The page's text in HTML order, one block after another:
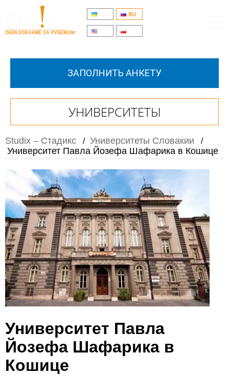
ОБРАЗОВАНИЕ ЗА РУБЕЖОМ
RU
ЗАПОЛНИТЬ АНКЕТУ
УНИВЕРСИТЕТЫ
Studix – Стадикс / Университеты Словакии /
Университет Павла Йозефа Шафарика в Кошице
Университет Павла
Йозефа Шафарика в
Кошице